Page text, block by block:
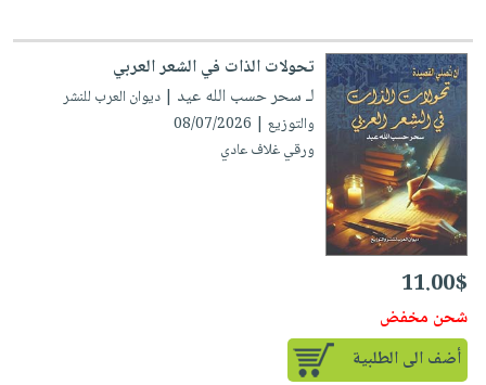
تحولات الذات في الشعر العربي
لـ سحر حسب الله عيد | ديوان العرب للنشر
والتوزيع | 08/07/2026
ورقي غلاف عادي
11.00$
شحن مخفض
أضف الى الطلبية